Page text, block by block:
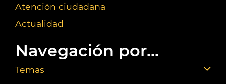
Atención ciudadana
Actualidad
Navegación por...
Temas